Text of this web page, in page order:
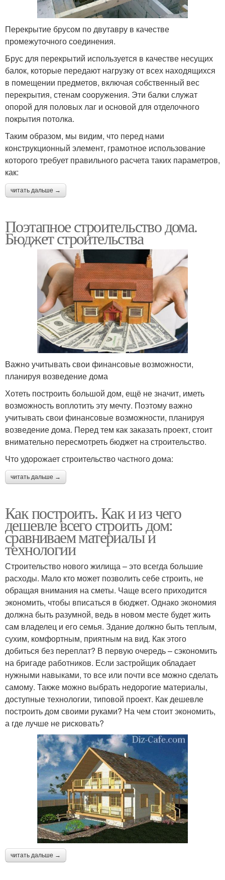
Перекрытие брусом по двутавру в качестве
промежуточного соединения.
Брус для перекрытий используется в качестве несущих
балок, которые передают нагрузку от всех находящихся
в помещении предметов, включая собственный вес
перекрытия, стенам сооружения. Эти балки служат
опорой для половых лаг и основой для отделочного
покрытия потолка.
Таким образом, мы видим, что перед нами
конструкционный элемент, грамотное использование
которого требует правильного расчета таких параметров,
как:
читать дальше →
Поэтапное строительство дома.
Бюджет строительства
Важно учитывать свои финансовые возможности,
планируя возведение дома
Хотеть построить большой дом, ещё не значит, иметь
возможность воплотить эту мечту. Поэтому важно
учитывать свои финансовые возможности, планируя
возведение дома. Перед тем как заказать проект, стоит
внимательно пересмотреть бюджет на строительство.
Что удорожает строительство частного дома:
читать дальше →
Как построить. Как и из чего
дешевле всего строить дом:
сравниваем материалы и
технологии
Строительство нового жилища – это всегда большие
расходы. Мало кто может позволить себе строить, не
обращая внимания на сметы. Чаще всего приходится
экономить, чтобы вписаться в бюджет. Однако экономия
должна быть разумной, ведь в новом месте будет жить
сам владелец и его семья. Здание должно быть теплым,
сухим, комфортным, приятным на вид. Как этого
добиться без переплат? В первую очередь – сэкономить
на бригаде работников. Если застройщик обладает
нужными навыками, то все или почти все можно сделать
самому. Также можно выбрать недорогие материалы,
доступные технологии, типовой проект. Как дешевле
построить дом своими руками? На чем стоит экономить,
а где лучше не рисковать?
читать дальше →